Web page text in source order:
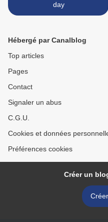
day
Hébergé par Canalblog
Top articles
Pages
Contact
Signaler un abus
C.G.U.
Cookies et données
Préférences cookies
Créer un